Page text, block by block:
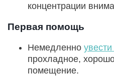
концентрации
Первая помощь
Немедленно
прохладное,
помещение.